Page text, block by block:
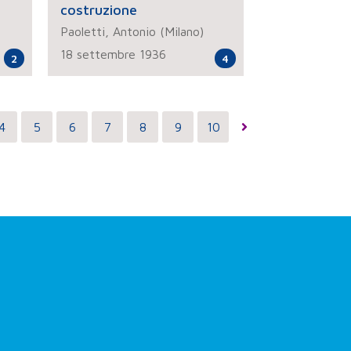
2
costruzione
Paoletti, Antonio (Milano)
18 settembre 1936
4
5 6 7 8 9 10